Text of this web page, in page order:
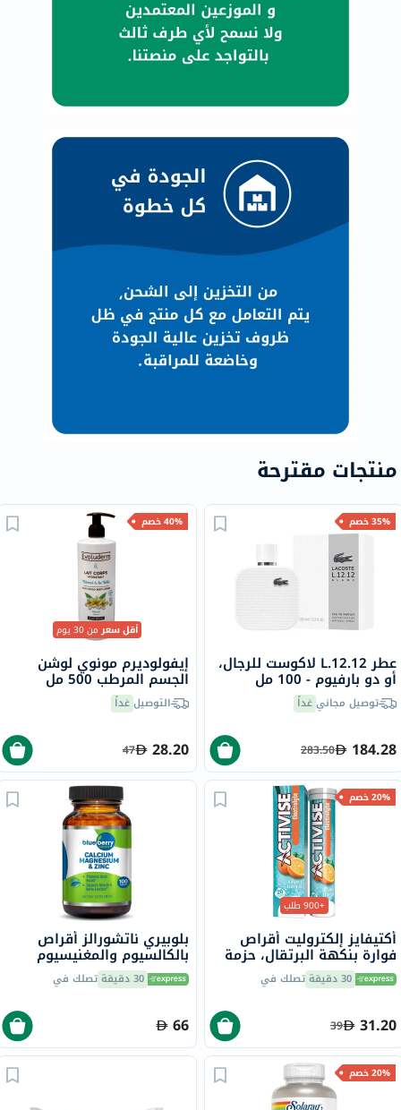
منتجات مقترحة
35% خصم
عطر L.12.12 لاكوست للرجال،
أو دو بارفيوم - 100 مل
توصيل مجانيغداً
184.28
283.50
40% خصم
أقل سعرمن 30 يوم
إيفولوديرم مونوي لوشن
الجسم المرطب 500 مل
18341
التوصيلغداً
28.20
47
20% خصم
+900 طلب
أكتيفايز إلكتروليت أقراص
فوارة بنكهة البرتقال، حزمة
من 20 30 دقيقة تصلك في
31.20
39
بلوبيري ناتشورالز أقراص
بالكالسيوم والمغنيسيوم
والزنك، 100 قطعة30 دقيقة تصلك في
66
20% خصم